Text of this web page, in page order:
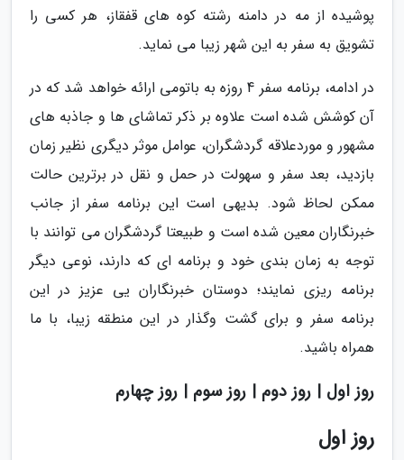
پوشیده از مه در دامنه رشته کوه های قفقاز، هر کسی را
تشویق به سفر به این شهر زیبا می نماید.
در ادامه، برنامه سفر 4 روزه به باتومی ارائه خواهد شد که در
آن کوشش شده است علاوه بر ذکر تماشای ها و جاذبه های
مشهور و موردعلاقه گردشگران، عوامل موثر دیگری نظیر زمان
بازدید، بعد سفر و سهولت در حمل و نقل در برترین حالت
ممکن لحاظ شود. بدیهی است این برنامه سفر از جانب
خبرنگاران معین شده است و طبیعتا گردشگران می توانند با
توجه به زمان بندی خود و برنامه ای که دارند، نوعی دیگر
برنامه ریزی نمایند؛ دوستان خبرنگاران یی عزیز در این
برنامه سفر و برای گشت وگذار در این منطقه زیبا، با ما
همراه باشید.
روز اول | روز دوم | روز سوم | روز چهارم
روز اول